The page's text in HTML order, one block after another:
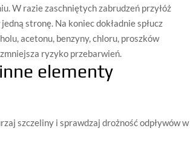
W razie zaschniętych zabrudzeń przyłóż
stronę. Na koniec dokładnie spłucz
acetonu, benzyny, chloru, proszków
ryzyko przebarwień.
elementy
szczeliny i sprawdzaj drożność odpływów w